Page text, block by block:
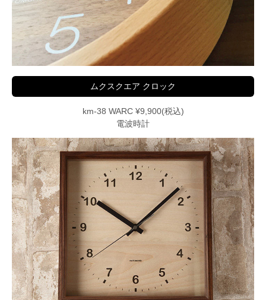
ムクスクエア クロック
km-38 WARC ¥9,900(税込)
電波時計